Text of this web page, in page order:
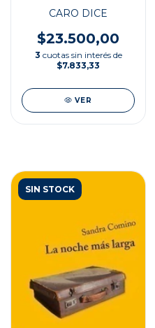
CARO DICE
$23.500,00
3 cuotas sin interés de
$7.833,33
VER
SIN STOCK